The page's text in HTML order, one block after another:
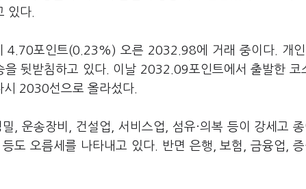
있다.
4.70포인트(0.23%) 오른 2032.98에 거래 중이다. 개
뒷받침하고 있다. 이날 2032.09포인트에서 출발한 코
2030선으로 올라섰다.
, 운송장비, 건설업, 서비스업, 섬유·의복 등이 강세고
도 오름세를 나타내고 있다. 반면 은행, 보험, 금융업, 증